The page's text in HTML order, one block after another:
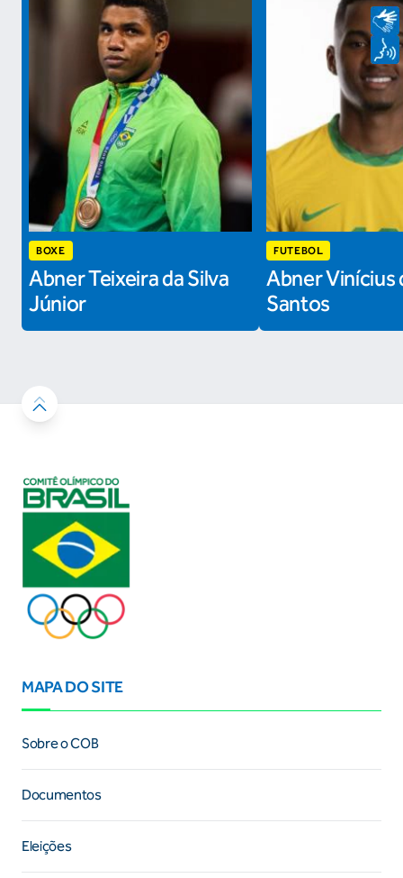
BOXE
Abner Teixeira da Silva
Júnior
FUTEBOL
Abner Vinícius
Santos
MAPA DO SITE
Sobre o COB
Documentos
Eleições